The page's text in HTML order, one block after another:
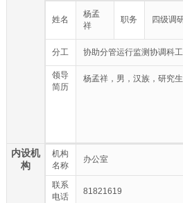
姓名
杨孟
祥
职务 四级调
分工 协助分管运行监测协调科
领导
简历
杨孟祥，男，汉族，研究生
内设机
构
机构
名称
办公室
联系
电话
81821619